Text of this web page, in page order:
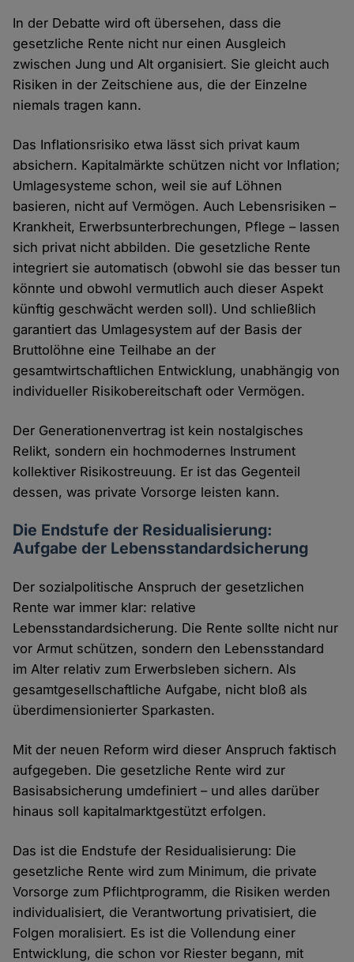
In der Debatte wird oft übersehen, dass die
gesetzliche Rente nicht nur einen Ausgleich
zwischen Jung und Alt organisiert. Sie gleicht auch
Risiken in der Zeitschiene aus, die der Einzelne
niemals tragen kann.
Das Inflationsrisiko etwa lässt sich privat kaum
absichern. Kapitalmärkte schützen nicht vor Inflation;
Umlagesysteme schon, weil sie auf Löhnen
basieren, nicht auf Vermögen. Auch Lebensrisiken –
Krankheit, Erwerbsunterbrechungen, Pflege – lassen
sich privat nicht abbilden. Die gesetzliche Rente
integriert sie automatisch (obwohl sie das besser tun
könnte und obwohl vermutlich auch dieser Aspekt
künftig geschwächt werden soll). Und schließlich
garantiert das Umlagesystem auf der Basis der
Bruttolöhne eine Teilhabe an der
gesamtwirtschaftlichen Entwicklung, unabhängig von
individueller Risikobereitschaft oder Vermögen.
Der Generationenvertrag ist kein nostalgisches
Relikt, sondern ein hochmodernes Instrument
kollektiver Risikostreuung. Er ist das Gegenteil
dessen, was private Vorsorge leisten kann.
Die Endstufe der Residualisierung:
Aufgabe der Lebensstandardsicherung
Der sozialpolitische Anspruch der gesetzlichen
Rente war immer klar: relative
Lebensstandardsicherung. Die Rente sollte nicht nur
vor Armut schützen, sondern den Lebensstandard
im Alter relativ zum Erwerbsleben sichern. Als
gesamtgesellschaftliche Aufgabe, nicht bloß als
überdimensionierter Sparkasten.
Mit der neuen Reform wird dieser Anspruch faktisch
aufgegeben. Die gesetzliche Rente wird zur
Basisabsicherung umdefiniert – und alles darüber
hinaus soll kapitalmarktgestützt erfolgen.
Das ist die Endstufe der Residualisierung: Die
gesetzliche Rente wird zum Minimum, die private
Vorsorge zum Pflichtprogramm, die Risiken werden
individualisiert, die Verantwortung privatisiert, die
Folgen moralisiert. Es ist die Vollendung einer
Entwicklung, die schon vor Riester begann, mit